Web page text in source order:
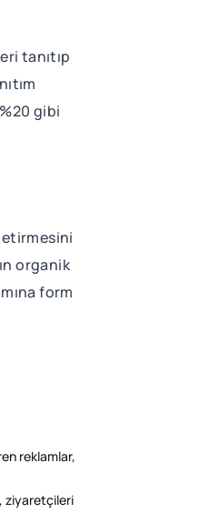
tanıtıp
gibi
organik
form
reklamlar,
ziyaretçileri